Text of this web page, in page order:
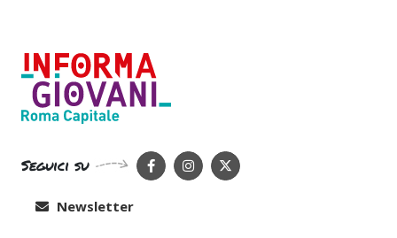
Seguici su
Newsletter